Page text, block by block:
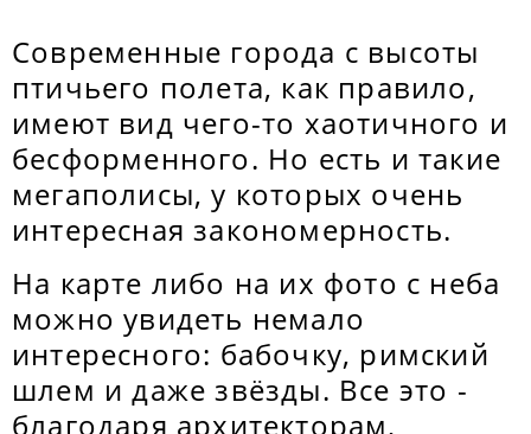
Современные города с высоты
птичьего полета, как правило,
имеют вид чего-то хаотичного и
бесформенного. Но есть и такие
мегаполисы, у которых очень
интересная закономерность.
На карте либо на их фото с неба
можно увидеть немало
интересного: бабочку, римский
шлем и даже звёзды. Все это -
благодаря архитекторам,